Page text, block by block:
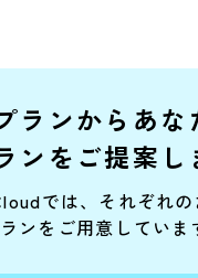
ランからあな
ンをご提案し
では、それぞれの
ンをご用意していま